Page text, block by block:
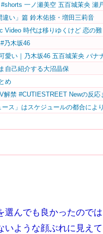
一ノ瀬美空 五百城茉央 瀬
い」篇 鈴木佑捺・増田三莉音
時代は移りゆくけど 恋の
乃木坂46
い｜乃木坂46 五百城茉央 バナ
自己紹介する大沼晶保
め
禁 #CUTIESTREET Newの反応
ス」はスケジュールの都合によ
んでも良かったので
ような顔ぶれに見え